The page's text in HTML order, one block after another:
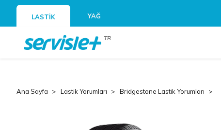
LASTİK YAĞ
TR
Ana Sayfa Lastik Yorumları Bridgestone Lastik Yorumları